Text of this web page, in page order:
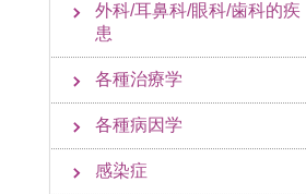
外科/耳鼻科/眼科/歯科的疾
患
各種治療学
各種病因学
感染症